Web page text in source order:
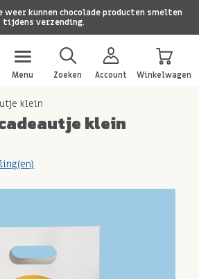
weer kunnen chocolade producten smelten
tijdens verzending.
Menu Zoeken Account Winkelwagen
klein
klein